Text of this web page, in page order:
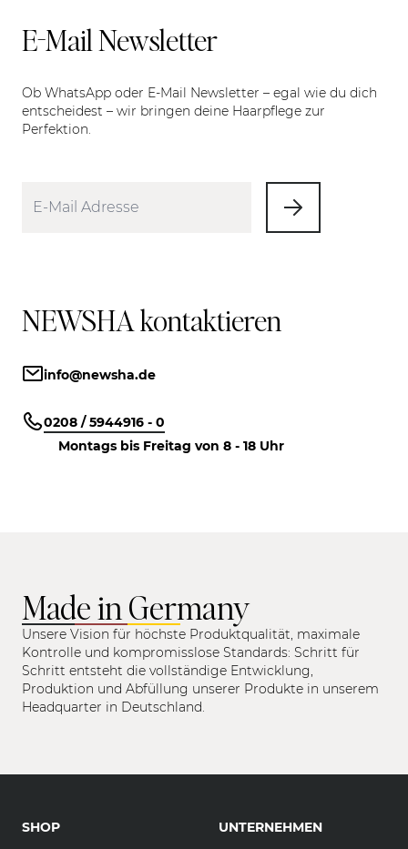
E-Mail Newsletter
Ob WhatsApp oder E-Mail Newsletter – egal wie du dich
entscheidest – wir bringen deine Haarpflege zur
Perfektion.
NEWSHA kontaktieren
info@newsha.de
0208 / 5944916 - 0
Montags bis Freitag von 8 - 18 Uhr
Made in Germany
Unsere Vision für höchste Produktqualität, maximale
Kontrolle und kompromisslose Standards: Schritt für
Schritt entsteht die vollständige Entwicklung,
Produktion und Abfüllung unserer Produkte in unserem
Headquarter in Deutschland.
SHOP UNTERNEHMEN